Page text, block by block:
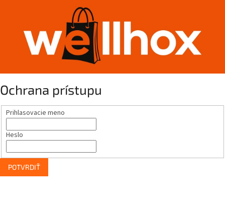
Ochrana prístupu
Prihlasovacie meno
Heslo
POTVRDIŤ